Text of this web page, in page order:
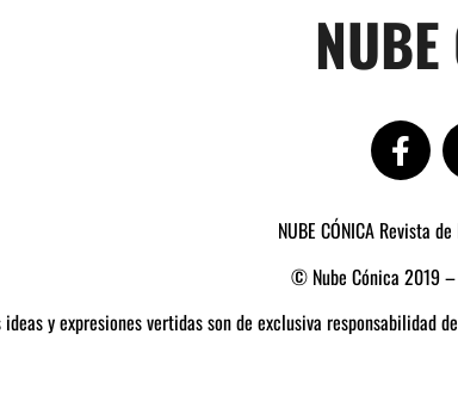
NUBE CÓNICA Revista
© Nube Cónica 2019
ideas y expresiones vertidas son de exclusiva responsabilidad